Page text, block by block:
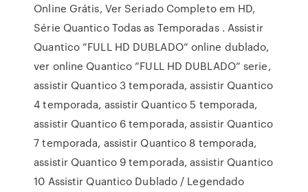
Online Grátis, Ver Seriado Completo em HD,
Série Quantico Todas as Temporadas . Assistir
Quantico ”FULL HD DUBLADO” online dublado,
ver online Quantico ”FULL HD DUBLADO” serie,
assistir Quantico 3 temporada, assistir Quantico
4 temporada, assistir Quantico 5 temporada,
assistir Quantico 6 temporada, assistir Quantico
7 temporada, assistir Quantico 8 temporada,
assistir Quantico 9 temporada, assistir Quantico
10 Assistir Quantico Dublado / Legendado